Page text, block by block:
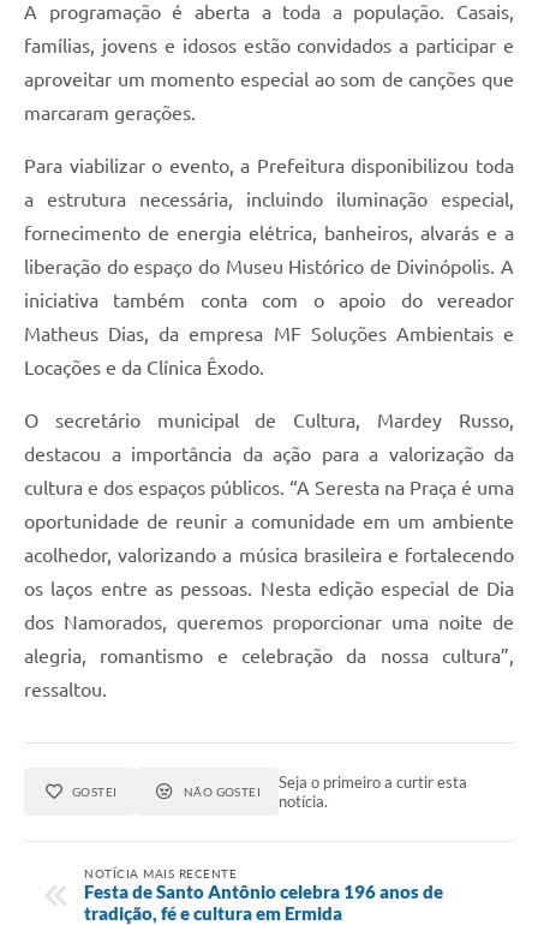
A programação é aberta a toda a população. Casais,
famílias, jovens e idosos estão convidados a participar e
aproveitar um momento especial ao som de canções que
marcaram gerações.
Para viabilizar o evento, a Prefeitura disponibilizou toda
a estrutura necessária, incluindo iluminação especial,
fornecimento de energia elétrica, banheiros, alvarás e a
liberação do espaço do Museu Histórico de Divinópolis. A
iniciativa também conta com o apoio do vereador
Matheus Dias, da empresa MF Soluções Ambientais e
Locações e da Clínica Êxodo.
O secretário municipal de Cultura, Mardey Russo,
destacou a importância da ação para a valorização da
cultura e dos espaços públicos. “A Seresta na Praça é uma
oportunidade de reunir a comunidade em um ambiente
acolhedor, valorizando a música brasileira e fortalecendo
os laços entre as pessoas. Nesta edição especial de Dia
dos Namorados, queremos proporcionar uma noite de
alegria, romantismo e celebração da nossa cultura”,
ressaltou.
GOSTEI NÃO GOSTEI
Seja o primeiro a curtir esta
notícia.
NOTÍCIA MAIS RECENTE
Festa de Santo Antônio celebra 196 anos de
tradição, fé e cultura em Ermida